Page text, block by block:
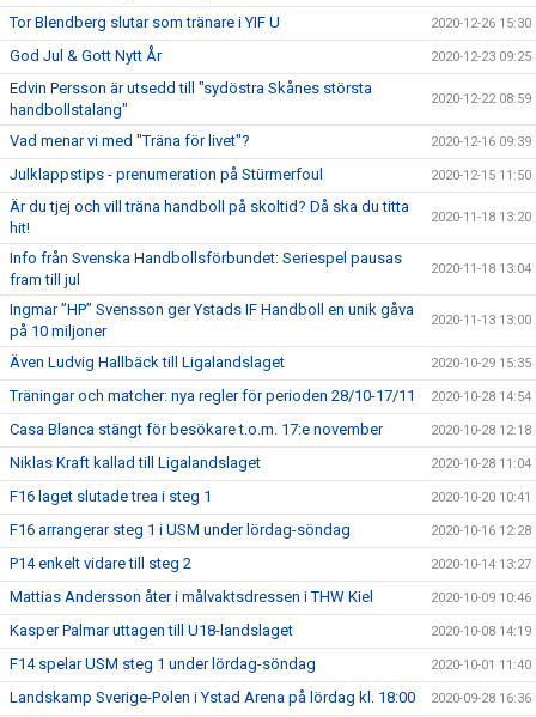
Tor Blendberg slutar som tränare i YIF U 2020-12-26 15:30
God Jul & Gott Nytt År 2020-12-23 09:25
Edvin Persson är utsedd till "sydöstra Skånes största
handbollstalang"
2020-12-22 08:59
Vad menar vi med "Träna för livet"? 2020-12-16 09:39
Julklappstips - prenumeration på Stürmerfoul 2020-12-15 11:50
Är du tjej och vill träna handboll på skoltid? Då ska du titta
hit!
2020-11-18 13:20
Info från Svenska Handbollsförbundet: Seriespel pausas
fram till jul
2020-11-18 13:04
Ingmar ”HP” Svensson ger Ystads IF Handboll en unik gåva
på 10 miljoner
2020-11-13 13:00
Även Ludvig Hallbäck till Ligalandslaget 2020-10-29 15:35
Träningar och matcher: nya regler för perioden 28/10-17/11 2020-10-28 14:54
Casa Blanca stängt för besökare t.o.m. 17:e november 2020-10-28 12:18
Niklas Kraft kallad till Ligalandslaget 2020-10-28 11:04
F16 laget slutade trea i steg 1 2020-10-20 10:41
F16 arrangerar steg 1 i USM under lördag-söndag 2020-10-16 12:28
P14 enkelt vidare till steg 2 2020-10-14 13:27
Mattias Andersson åter i målvaktsdressen i THW Kiel 2020-10-09 10:46
Kasper Palmar uttagen till U18-landslaget 2020-10-08 14:19
F14 spelar USM steg 1 under lördag-söndag 2020-10-01 11:40
Landskamp Sverige-Polen i Ystad Arena på lördag kl. 18:00 2020-09-28 16:36